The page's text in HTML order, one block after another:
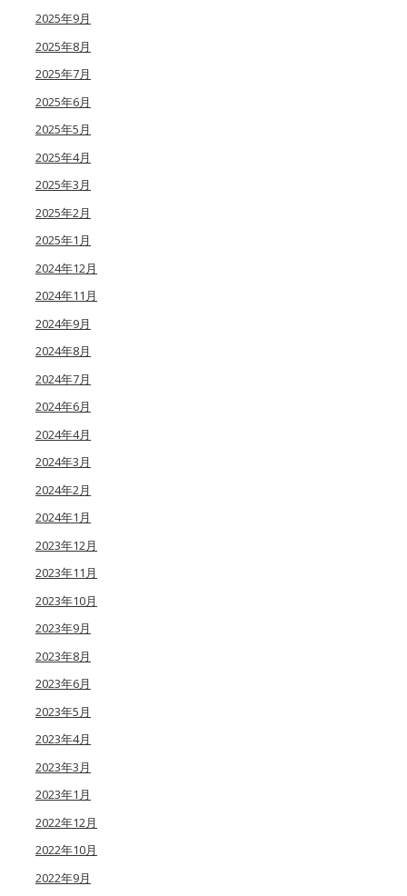
2025年9月
2025年8月
2025年7月
2025年6月
2025年5月
2025年4月
2025年3月
2025年2月
2025年1月
2024年12月
2024年11月
2024年9月
2024年8月
2024年7月
2024年6月
2024年4月
2024年3月
2024年2月
2024年1月
2023年12月
2023年11月
2023年10月
2023年9月
2023年8月
2023年6月
2023年5月
2023年4月
2023年3月
2023年1月
2022年12月
2022年10月
2022年9月